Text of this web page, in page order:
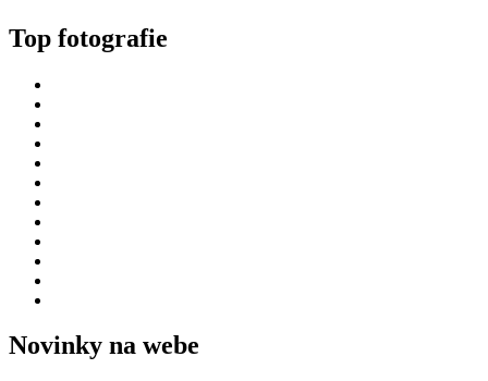
Top fotografie
Novinky na webe